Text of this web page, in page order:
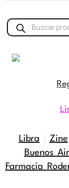
Búsqueda
de
Libra Zine
Buenos
Farmacia